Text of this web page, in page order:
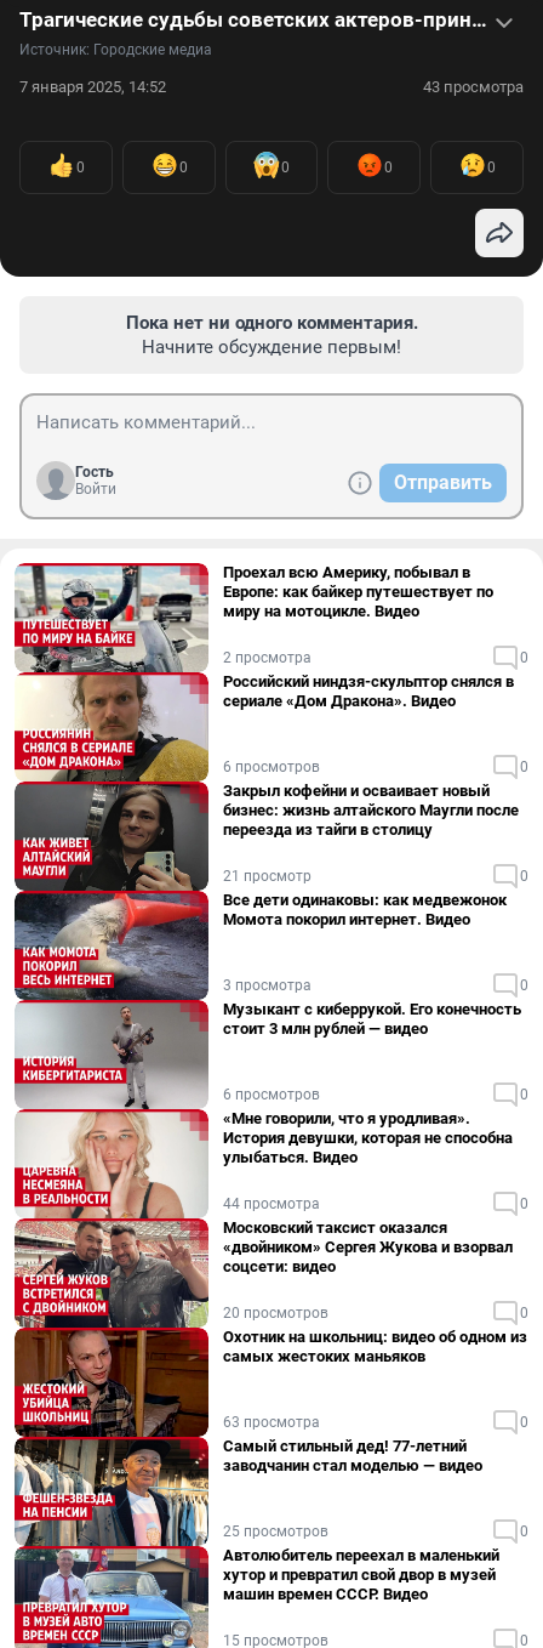
Трагические судьбы советских актеров-принцев — видео
Источник: Городские медиа
7 января 2025, 14:52 43 просмотра
0 0 0 0 0
Пока нет ни одного комментария.
Начните обсуждение первым!
Гость
Войти
Отправить
Проехал всю Америку, побывал в
Европе: как байкер путешествует по
миру на мотоцикле. Видео
2 просмотра 0
Российский ниндзя-скульптор снялся в
сериале «Дом Дракона». Видео
6 просмотров 0
Закрыл кофейни и осваивает новый
бизнес: жизнь алтайского Маугли после
переезда из тайги в столицу
21 просмотр 0
Все дети одинаковы: как медвежонок
Момота покорил интернет. Видео
3 просмотра 0
Музыкант с киберрукой. Его конечность
стоит 3 млн рублей — видео
6 просмотров 0
«Мне говорили, что я уродливая».
История девушки, которая не способна
улыбаться. Видео
44 просмотра 0
Московский таксист оказался
«двойником» Сергея Жукова и взорвал
соцсети: видео
20 просмотров 0
Охотник на школьниц: видео об одном из
самых жестоких маньяков
63 просмотра 0
Самый стильный дед! 77-летний
заводчанин стал моделью — видео
25 просмотров 0
Автолюбитель переехал в маленький
хутор и превратил свой двор в музей
машин времен СССР. Видео
15 просмотров 0